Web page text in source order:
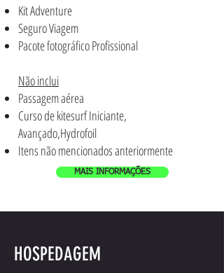
Kit Adventure
Seguro Viagem
Pacote fotográfico Profissional
Não inclui
Passagem aérea
Curso de kitesurf Iniciante,
Avançado,Hydrofoil
Itens não mencionados anteriormente
MAIS INFORMAÇÕES
HOSPEDAGEM